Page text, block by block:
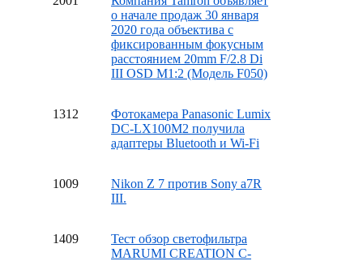
о начале продаж 30 января
2020 года объектива с
фиксированным фокусным
расстоянием 20mm F/2.8 Di
III OSD M1:2 (Модель F050)
1312
Фотокамера Panasonic Lumix
DC-LX100M2 получила
адаптеры Bluetooth и Wi-Fi
1009
Nikon Z 7 против Sony a7R
III.
1409
Тест обзор светофильтра
MARUMI CREATION C-